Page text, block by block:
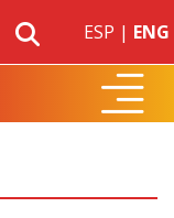
ESP | ENG